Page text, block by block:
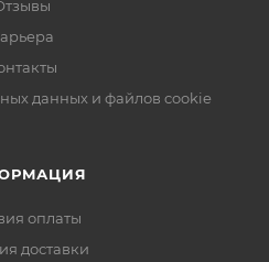
данных и файлов cookie
оплаты
доставки